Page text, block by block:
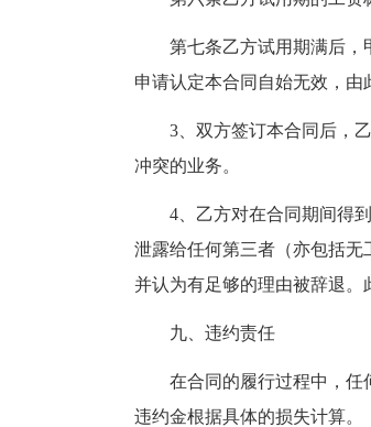
第七条乙方试用期满后，
申请认定本合同自始无效，由
3、双方签订本合同后，
冲突的业务。
4、乙方对在合同期间得
泄露给任何第三者（亦包括无
并认为有足够的理由被辞退。
九、违约责任
在合同的履行过程中，任
违约金根据具体的损失计算。